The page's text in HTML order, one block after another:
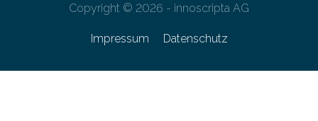
Copyright © 2026 - innoscripta AG
Impressum Datenschutz